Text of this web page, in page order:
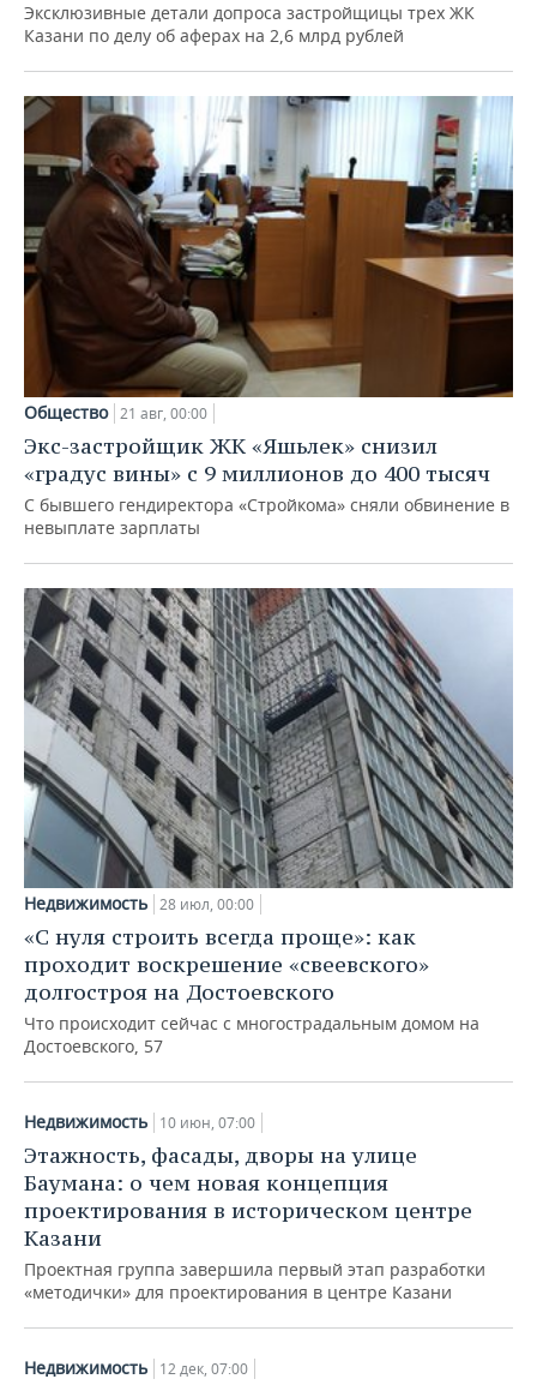
Эксклюзивные детали допроса застройщицы трех ЖК
Казани по делу об аферах на 2,6 млрд рублей
Общество 21 авг, 00:00
Экс-застройщик ЖК «Яшьлек» снизил
«градус вины» с 9 миллионов до 400 тысяч
С бывшего гендиректора «Стройкома» сняли обвинение в
невыплате зарплаты
Недвижимость 28 июл, 00:00
«С нуля строить всегда проще»: как
проходит воскрешение «свеевского»
долгостроя на Достоевского
Что происходит сейчас с многострадальным домом на
Достоевского, 57
Недвижимость 10 июн, 07:00
Этажность, фасады, дворы на улице
Баумана: о чем новая концепция
проектирования в историческом центре
Казани
Проектная группа завершила первый этап разработки
«методички» для проектирования в центре Казани
Недвижимость 12 дек, 07:00